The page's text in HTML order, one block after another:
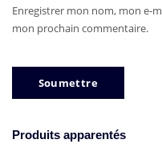
Enregistrer mon nom, mon e-
mon prochain commentaire.
Produits apparentés